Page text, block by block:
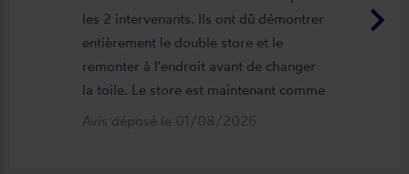
keyboard_arrow_right
les 2 intervenants. Ils ont dû démontrer
entièrement le double store et le
remonter à l'endroit avant de changer
la toile. Le store est maintenant comme
neuf, parfaitement positionné et
Avis déposé le 01/08/2026